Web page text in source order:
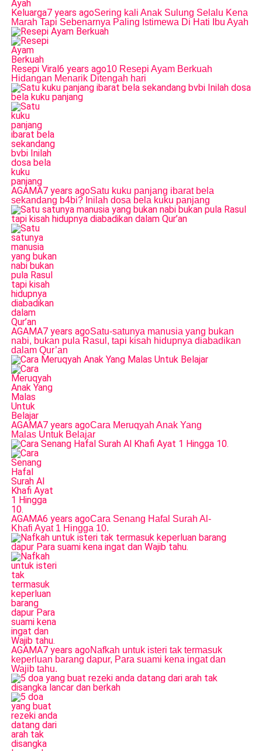
Keluarga7 years agoSering kali Anak Sulung Selalu Kena
Marah Tapi Sebenarnya Paling Istimewa Di Hati Ibu Ayah
Resepi Viral6 years ago10 Resepi Ayam Berkuah
Hidangan Menarik Ditengah hari
AGAMA7 years agoSatu kuku panjang ibarat bela
sekandang b4bi? Inilah dosa bela kuku panjang
AGAMA7 years agoSatu-satunya manusia yang bukan
nabi, bukan pula Rasul, tapi kisah hidupnya diabadikan
dalam Qur’an
AGAMA7 years agoCara Meruqyah Anak Yang
Malas Untuk Belajar
AGAMA6 years agoCara Senang Hafal Surah Al-
Khafi Ayat 1 Hingga 10.
AGAMA7 years agoNafkah untuk isteri tak termasuk
keperluan barang dapur, Para suami kena ingat dan
Wajib tahu.